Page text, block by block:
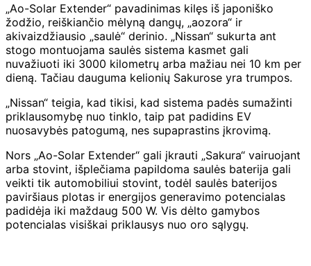
„Ao-Solar Extender“ pavadinimas kilęs iš japoniško
žodžio, reiškiančio mėlyną dangų, „aozora“ ir
akivaizdžiausio „saulė“ derinio. „Nissan“ sukurta ant
stogo montuojama saulės sistema kasmet gali
nuvažiuoti iki 3000 kilometrų arba mažiau nei 10 km per
dieną. Tačiau dauguma kelionių Sakurose yra trumpos.
„Nissan“ teigia, kad tikisi, kad sistema padės sumažinti
priklausomybę nuo tinklo, taip pat padidins EV
nuosavybės patogumą, nes supaprastins įkrovimą.
Nors „Ao-Solar Extender“ gali įkrauti „Sakura“ vairuojant
arba stovint, išplečiama papildoma saulės baterija gali
veikti tik automobiliui stovint, todėl saulės baterijos
paviršiaus plotas ir energijos generavimo potencialas
padidėja iki maždaug 500 W. Vis dėlto gamybos
potencialas visiškai priklausys nuo oro sąlygų.